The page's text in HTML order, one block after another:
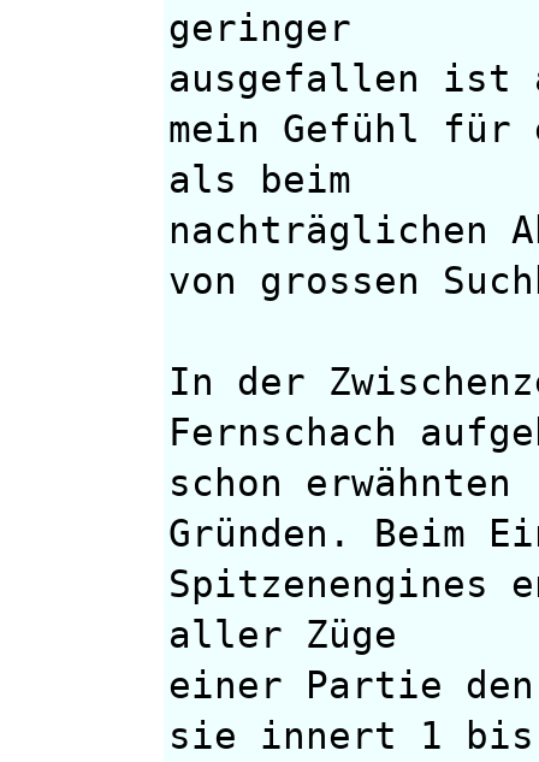
geringer
ausgefallen ist
mein Gefühl
als beim
nachträglichen
von grossen
In der
Fernschach
schon erwähnten
Gründen. Beim
Spitzenengines
aller Züge
einer Partie
sie innert 1 bis